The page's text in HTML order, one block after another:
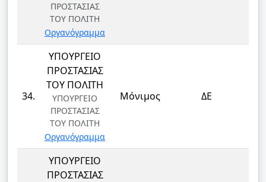
ΠΡΟΣΤΑΣΙΑΣ
ΤΟΥ ΠΟΛΙΤΗ
Οργανόγραμμα
34.
ΥΠΟΥΡΓΕΙΟ
ΠΡΟΣΤΑΣΙΑΣ
ΤΟΥ ΠΟΛΙΤΗ
ΥΠΟΥΡΓΕΙΟ
ΠΡΟΣΤΑΣΙΑΣ
ΤΟΥ ΠΟΛΙΤΗ
Οργανόγραμμα
Μόνιμος ΔΕ
ΥΠΟΥΡΓΕΙΟ
ΠΡΟΣΤΑΣΙΑΣ